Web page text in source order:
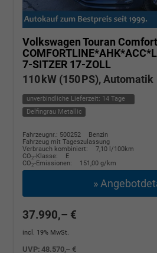
Volkswagen Touran
7-SITZER 17-ZOLL
110 kW (150 PS), Automatik
unverbindliche Lieferzeit: 14 Tage
Delfingrau Metallic
Fahrzeugnr.: 500252
Benzin
Fahrzeug mit Tageszulassung
Verbrauch kombiniert:
7,10 l/100km
CO2-Klasse:
E
CO2-Emissionen: 151,00 g/km
»
37.990,– €
incl. 19% MwSt.
UVP:48.570,– €